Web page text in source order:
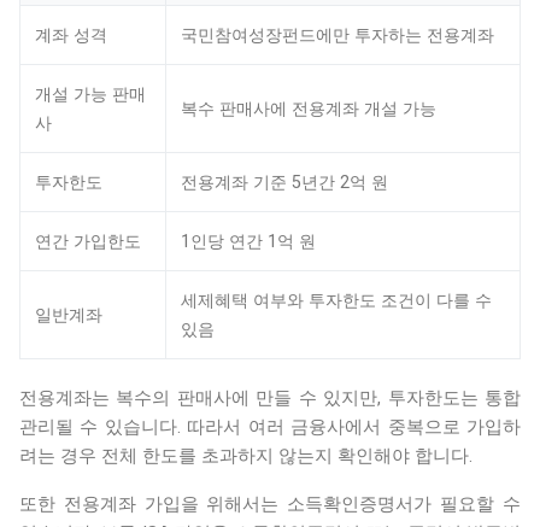
계좌 성격 국민참여성장펀드에만 투자하는 전용계좌
개설 가능 판매
사
복수 판매사에 전용계좌 개설 가능
투자한도 전용계좌 기준 5년간 2억 원
연간 가입한도 1인당 연간 1억 원
일반계좌
세제혜택 여부와 투자한도 조건이 다를 수
있음
전용계좌는 복수의 판매사에 만들 수 있지만, 투자한도는 통합
관리될 수 있습니다. 따라서 여러 금융사에서 중복으로 가입하
려는 경우 전체 한도를 초과하지 않는지 확인해야 합니다.
또한 전용계좌 가입을 위해서는 소득확인증명서가 필요할 수